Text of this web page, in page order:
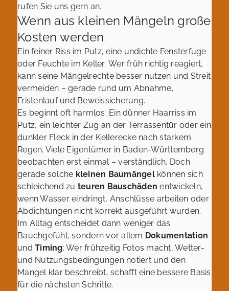
rufen Sie uns gern an.
Wenn aus kleinen Mängeln große
Kosten werden
Ein feiner Riss im Putz, eine undichte Fensterfuge
oder Feuchte im Keller: Wer früh richtig reagiert,
kann seine Mängelrechte besser nutzen und Streit
vermeiden – gerade rund um Abnahme,
Fristenlauf und Beweissicherung.
Es beginnt oft harmlos: Ein dünner Haarriss im
Putz, ein leichter Zug an der Terrassentür oder ein
dunkler Fleck in der Kellerecke nach starkem
Regen. Viele Eigentümer in Baden-Württemberg
beobachten erst einmal – verständlich. Doch
gerade solche kleinen Baumängelkönnen sich
schleichend zu teuren Bauschäden entwickeln,
wenn Wasser eindringt, Anschlüsse arbeiten oder
Abdichtungen nicht korrekt ausgeführt wurden.
Im Alltag entscheidet dann weniger das
Bauchgefühl, sondern vor allem Dokumentation
undTiming: Wer frühzeitig Fotos macht, Wetter-
und Nutzungsbedingungen notiert und den
Mangel klar beschreibt, schafft eine bessere Basis
für die nächsten Schritte.